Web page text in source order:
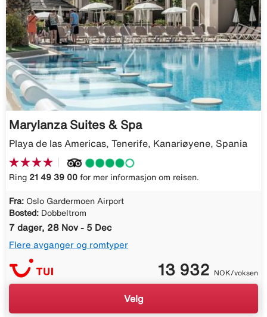
Marylanza Suites & Spa
Playa de las Americas, Tenerife, Kanariøyene, Spania
Ring 21 49 39 00 for mer informasjon om reisen.
Fra: Oslo Gardermoen Airport
Bosted: Dobbeltrom
7 dager, 28 Nov - 5 Dec
Flere avganger og romtyper
13 932 NOK/voksen
Velg